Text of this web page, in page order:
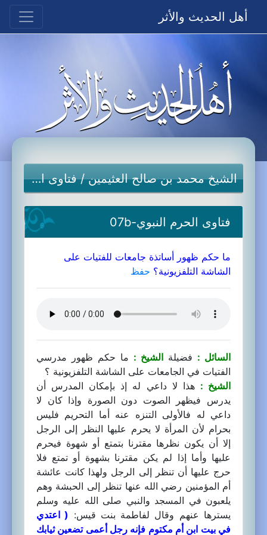
أهل الحديث والأثر
الشيخ محمد بن صالح العثيمين/فتاوى الحرم النبوي
فتاوى الحرم النبوي-07b
ما حكم ظهور أساتذة جامعات للفتيات على
الشاشة التلفزيونية؟ حفظ
السائل : فضيلة الشيخ : ما حكم ظهور مدرسي
الفتيات في الجامعات على الشاشة التلفزيونية ؟
الشيخ : هذا لا داعي له إذ بإمكان المدرس أن
يدرس فيظهر الصوت دون الصورة وإذا كان لا
داعي له فالأولى التنزه عنه أما التحريم فليس
بحرام لأن المرأة لا يحرم عليها النظر إلى الرجل
إلا أن يكون نظرها مقترنا بتمتع أو شهوة فيحرم
عليها وأما إذا لم يكن مقترنا بشهوة أو تمتع فلا
حرج عليها أن تنظر إلى الرجل ولهذا كانت عائشة
أم المؤمنين رضي الله عنها تنظر إلى الحبشة وهم
يلعبون في المسجد والنبي صلى الله عليه وسلم
يسترها عنهم وقال لفاطمة بنت قيس: ( اعتدي
في بيت ابن أم مكتوم فإنه رجل أعمى تضعين ثيابك